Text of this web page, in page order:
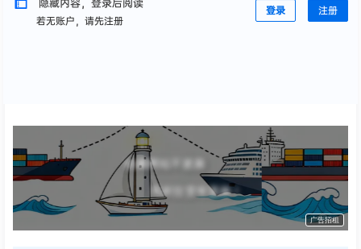
若无账户，请先注册
登录 注册
收藏网站不迷路
甩柜拉货有退路！
广告招租